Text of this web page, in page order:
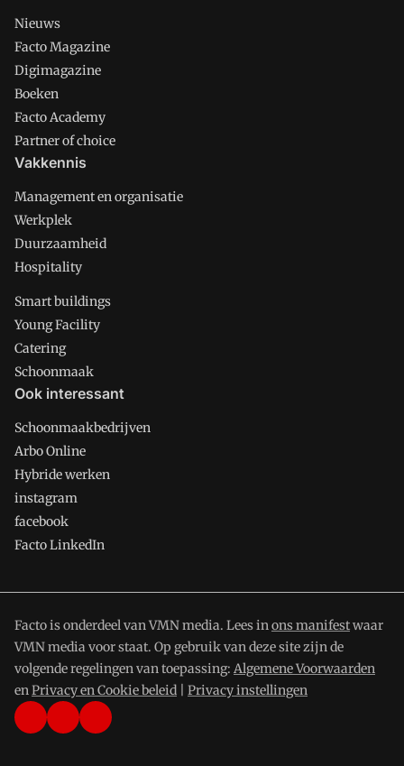
Nieuws
Facto Magazine
Digimagazine
Boeken
Facto Academy
Partner of choice
Vakkennis
Management en organisatie
Werkplek
Duurzaamheid
Hospitality
Smart buildings
Young Facility
Catering
Schoonmaak
Ook interessant
Schoonmaakbedrijven
Arbo Online
Hybride werken
instagram
facebook
Facto LinkedIn
Facto is onderdeel van VMN media. Lees inons manifestwaar
VMN media voor staat. Op gebruik van deze site zijn de
volgende regelingen van toepassing: Algemene Voorwaarden
enPrivacy en Cookie beleid Privacy instellingen